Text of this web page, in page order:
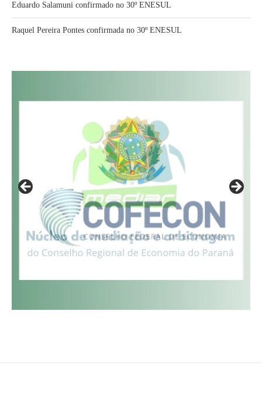
Eduardo Salamuni confirmado no 30º ENESUL
Raquel Pereira Pontes confirmada no 30º ENESUL